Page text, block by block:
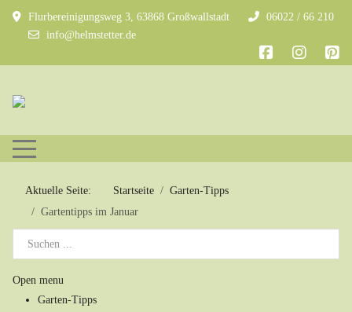
Flurbereinigungsweg 3, 63868 Großwallstadt
06022 / 66 210
info@helmstetter.de
Mobile Menu Toggle
Aktuelle Seite: Startseite
Garten-Tipps
Gartentipps im Januar
Open menu
Garten-Tipps